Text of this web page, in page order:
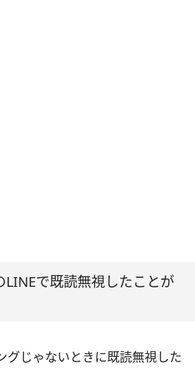
LINEで既読無視したことが
グじゃないときに既読無視した